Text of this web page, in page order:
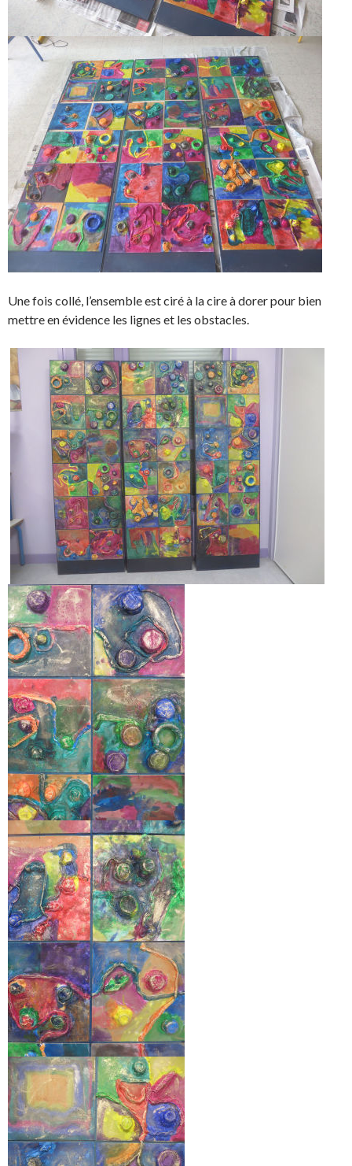
Une fois collé, l’ensemble est ciré à la cire à dorer pour bien
mettre en évidence les lignes et les obstacles.